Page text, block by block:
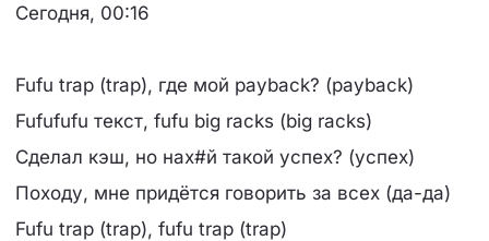
Сегодня, 00:16
Fufu trap (trap), где мой payback? (payback)
Fufufufu текст, fufu big racks (big racks)
Сделал кэш, но нах#й такой успех? (успех)
Походу, мне придётся говорить за всех (да-да)
Fufu trap (trap), fufu trap (trap)